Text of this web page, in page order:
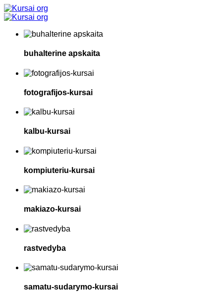
buhalterine apskaita
fotografijos-kursai
kalbu-kursai
kompiuteriu-kursai
makiazo-kursai
rastvedyba
samatu-sudarymo-kursai